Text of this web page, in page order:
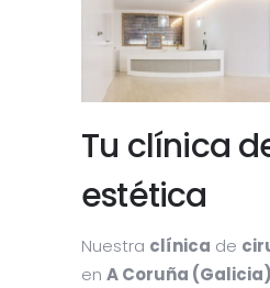
Tu clínica
estética
Nuestra clínica de
en A Coruña (Galicia)